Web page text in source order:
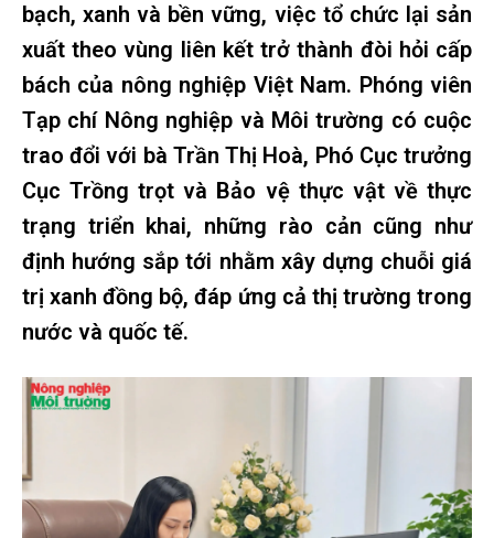
bạch, xanh và bền vững, việc tổ chức lại sản
xuất theo vùng liên kết trở thành đòi hỏi cấp
bách của nông nghiệp Việt Nam. Phóng viên
Tạp chí Nông nghiệp và Môi trường có cuộc
trao đổi với bà Trần Thị Hoà, Phó Cục trưởng
Cục Trồng trọt và Bảo vệ thực vật về thực
trạng triển khai, những rào cản cũng như
định hướng sắp tới nhằm xây dựng chuỗi giá
trị xanh đồng bộ, đáp ứng cả thị trường trong
nước và quốc tế.